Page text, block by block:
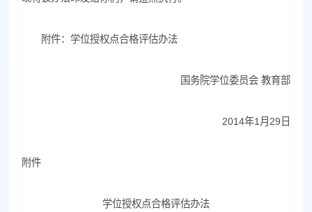
附件：学位授权点合格评估办法
国务院学位委员会 教育部
2014年1月29日
附件
学位授权点合格评估办法